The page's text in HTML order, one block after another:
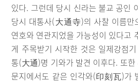
있다. 그런데 당시 신라는 불교 공인
당시 대통사(大通寺)의 사찰 이름
연호와 연관지었을 가능성이 있다고
게 주목받기 시작한 것은 일제강점
통(大通)명 기와가 발견 이후다. 또
문지에서도 같은 인각와(印刻瓦)가